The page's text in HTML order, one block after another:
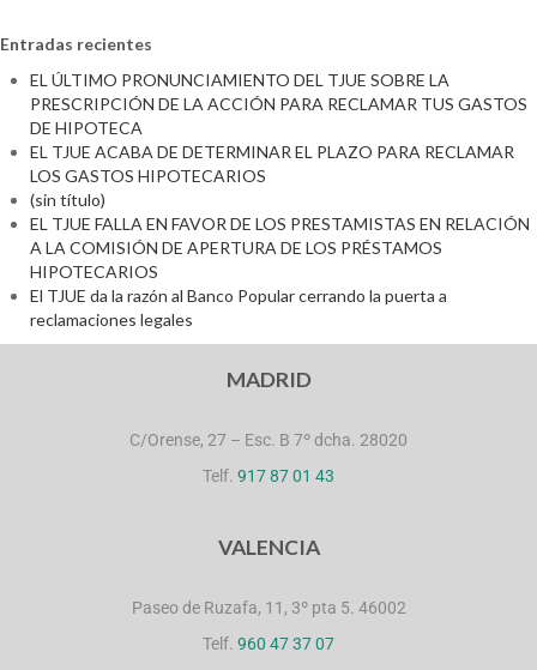
Entradas recientes
EL ÚLTIMO PRONUNCIAMIENTO DEL TJUE SOBRE LA
PRESCRIPCIÓN DE LA ACCIÓN PARA RECLAMAR TUS GASTOS
DE HIPOTECA
EL TJUE ACABA DE DETERMINAR EL PLAZO PARA RECLAMAR
LOS GASTOS HIPOTECARIOS
(sin título)
EL TJUE FALLA EN FAVOR DE LOS PRESTAMISTAS EN RELACIÓN
A LA COMISIÓN DE APERTURA DE LOS PRÉSTAMOS
HIPOTECARIOS
El TJUE da la razón al Banco Popular cerrando la puerta a
reclamaciones legales
MADRID
C/Orense, 27 – Esc. B 7º dcha. 28020
Telf. 917 87 01 43
VALENCIA
Paseo de Ruzafa, 11, 3º pta 5. 46002
Telf. 960 47 37 07